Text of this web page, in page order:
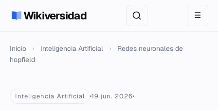
Wikiversidad ☰
Inicio › Inteligencia Artificial ›
Redes neuronales de
hopfield
Inteligencia Artificial 19 jun. 2026